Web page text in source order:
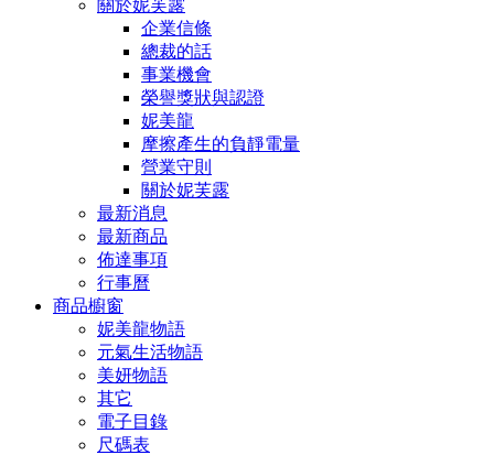
關於妮芙露
企業信條
總裁的話
事業機會
榮譽獎狀與認證
妮美龍
摩擦產生的負靜電量
營業守則
關於妮芙露
最新消息
最新商品
佈達事項
行事曆
商品櫥窗
妮美龍物語
元氣生活物語
美妍物語
其它
電子目錄
尺碼表